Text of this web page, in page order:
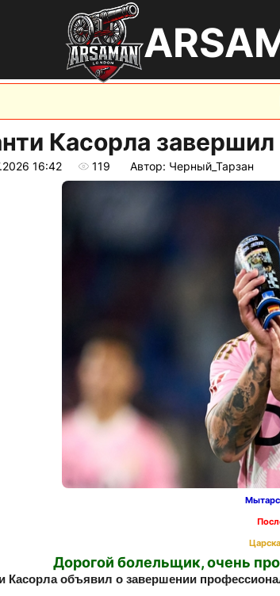
Касорла
16:42 119 Автор: Черный_Тарзан
Дорогой болельщик, очень
Касорла объявил о завершении